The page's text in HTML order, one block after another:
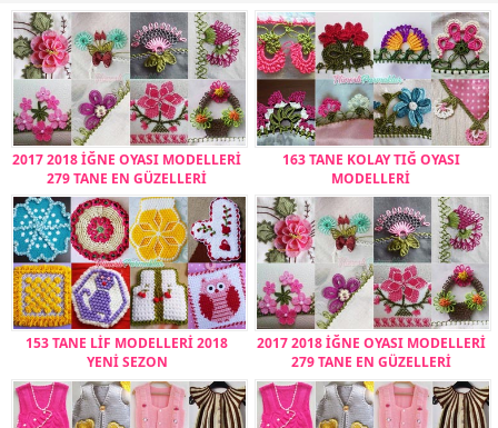
2017 2018 İĞNE OYASI MODELLERİ
279 TANE EN GÜZELLERİ
163 TANE KOLAY TIĞ OYASI
MODELLERİ
153 TANE LİF MODELLERİ 2018
YENİ SEZON
2017 2018 İĞNE OYASI MODELLERİ
279 TANE EN GÜZELLERİ